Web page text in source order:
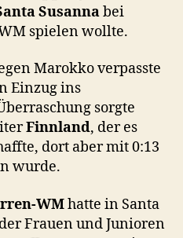
Susannabei
spielen wollte.
Marokko verpasste
Einzug ins
sorgte
Finnland, der es
dort aber mit 0:13
wurde.
WMhatte in Santa
Frauen und Junioren